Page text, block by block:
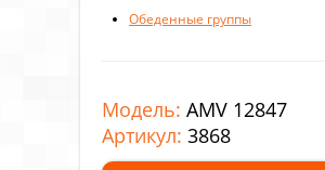
Обеденные группы
Модель: AMV 12847
Артикул: 3868